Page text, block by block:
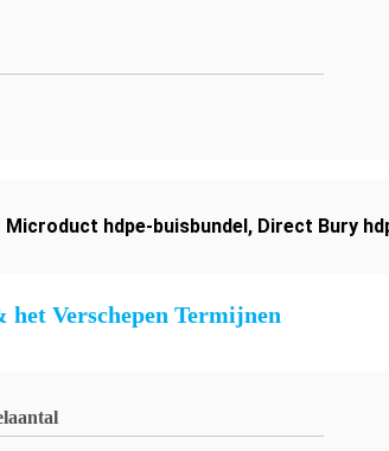
Microduct hdpe-buisbundel, Direct Bury
het Verschepen Termijnen